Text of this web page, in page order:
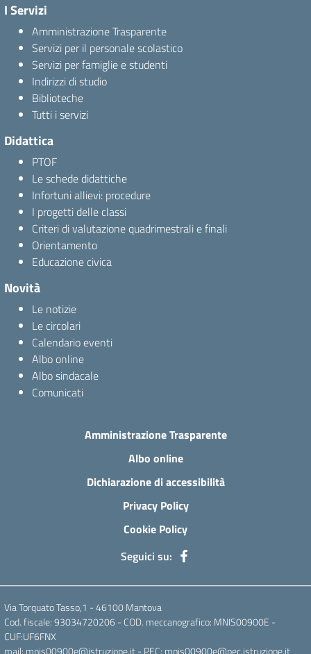
I Servizi
Amministrazione Trasparente
Servizi per il personale scolastico
Servizi per famiglie e studenti
Indirizzi di studio
Biblioteche
Tutti i servizi
Didattica
PTOF
Le schede didattiche
Infortuni allievi: procedure
I progetti delle classi
Criteri di valutazione quadrimestrali e finali
Orientamento
Educazione civica
Novità
Le notizie
Le circolari
Calendario eventi
Albo online
Albo sindacale
Comunicati
Amministrazione Trasparente
Albo online
Dichiarazione di accessibilità
Privacy Policy
Cookie Policy
Seguici su:
Via Torquato Tasso,1 - 46100 Mantova
Cod. fiscale: 93034720206 - COD. meccanografico: MNIS00900E -
CUF:UF6FNX
mail: mnis00900e@istruzione.it - PEC: mnis00900e@pec.istruzione.it